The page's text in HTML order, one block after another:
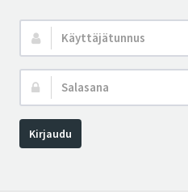
Käyttäjätunnus:
Salasana:
Kirjaudu